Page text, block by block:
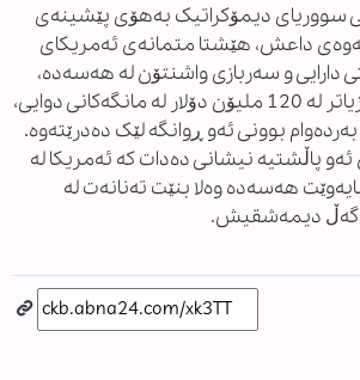
سووریای دیمۆکراتیک بەهۆی پێشینەی
داعش، هێشتا متمانەی ئەمریکای
دارایی و سەربازی واشنتۆن لە هەسەدە،
لەوانە تەرخان کردنی زیاتر لە 120 ملیۆن دۆلار لە مانگەکانی دوایی،
بوونی ئەو ڕوانگە لێک دەدرێتەوە.
پاڵشتیە نیشانی دەدات کە ئەمریکا لە
هەسەدە وەلا بنێت تەنانەت لە
دیمەشقیش.